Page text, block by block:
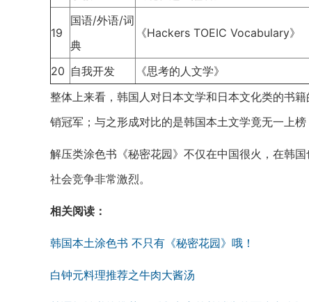
19
国语/外语/词
典
《Hackers TOEIC Vocabulary》
20 自我开发 《思考的人文学》
整体上来看，韩国人对日本文学和日本文化类的书
销冠军；与之形成对比的是韩国本土文学竟无一上
解压类涂色书《秘密花园》不仅在中国很火，在韩
社会竞争非常激烈。
相关阅读：
韩国本土涂色书 不只有《秘密花园》哦！
白钟元料理推荐之牛肉大酱汤